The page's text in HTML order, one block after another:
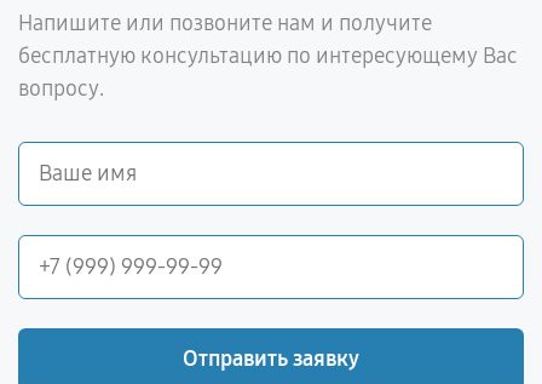
Напишите или позвоните нам и получите
бесплатную консультацию по интересующему Вас
вопросу.
Отправить заявку